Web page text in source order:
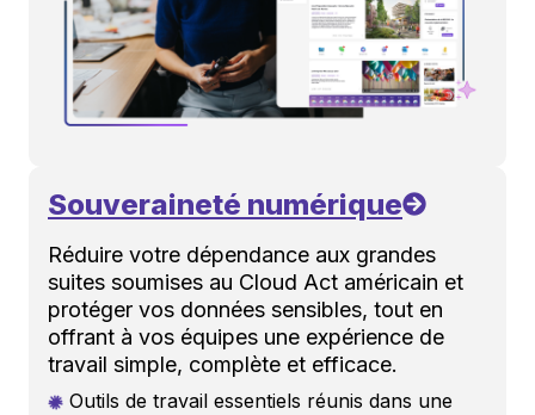
Souveraineté numérique
Réduire votre dépendance aux grandes
suites soumises au Cloud Act américain et
protéger vos données sensibles, tout en
offrant à vos équipes une expérience de
travail simple, complète et efficace.
Outils de travail essentiels réunis dans une